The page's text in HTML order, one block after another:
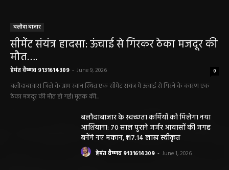
बलौदा बाजार
सीमेंट संयंत्र हादसा: ऊंचाई से गिरकर ठेका मजदूर की
मौत….
हेमंत वैष्णव 9131614309 - June 9, 2026 0
बलौदाबाजार। जिले के ग्राम रवान स्थित एक सीमेंट संयंत्र में ऊंचाई से गिरने के कारण एक
ठेका मजदूर की मौत हो गई। मृतक की...
बलौदाबाजार के स्वच्छता कर्मियों को मिलेगा नया
आशियाना: 70 साल पुराने जर्जर आवासों की जगह
बनेंगे नए मकान, ₹117.14 लाख स्वीकृत
हेमंत वैष्णव 9131614309 - June 1, 2026